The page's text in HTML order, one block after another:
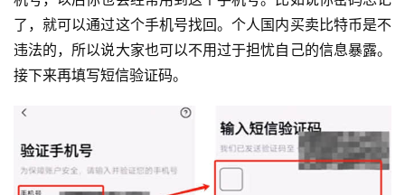
了，就可以通过这个手机号找回。个人国内买卖比特币是不
违法的，所以说大家也可以不用过于担忧自己的信息暴露。
接下来再填写短信验证码。